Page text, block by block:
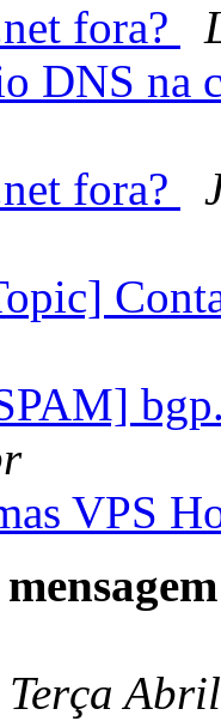
fora?
DNS na
fora?
VPS
Terça